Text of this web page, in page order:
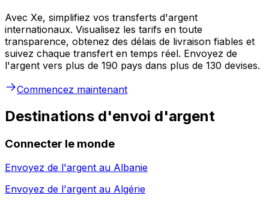
Avec Xe, simplifiez vos transferts d'argent
internationaux. Visualisez les tarifs en toute
transparence, obtenez des délais de livraison fiables et
suivez chaque transfert en temps réel. Envoyez de
l'argent vers plus de 190 pays dans plus de 130 devises.
Commencez maintenant
Destinations d'envoi d'argent
Connecter le monde
Envoyez de l'argent au Albanie
Envoyez de l'argent au Algérie